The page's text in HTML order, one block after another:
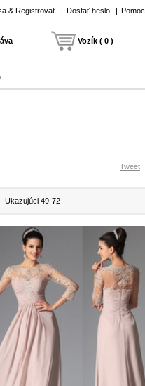
& Registrovať | Dostať heslo | Pomoc
Vozík ( 0 )
Tweet
Ukazujúci 49-72